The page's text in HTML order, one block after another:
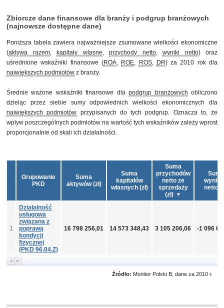
Zbiorcze dane finansowe dla branży i podgrup branżowych
(najnowsze dostępne dane)
Poniższa tabela zawiera najważniejsze zsumowane wielkości ekonomiczne
(aktywa razem, kapitały własne, przychody netto, wyniki netto) oraz
uśrednione wskaźniki finansowe (ROA, ROE, ROS, DR) za 2010 rok dla
największych podmiotów z branży.
Średnie ważone wskaźniki finansowe dlapodgrup branżowych obliczono
dzieląc przez siebie sumy odpowiednich wielkości ekonomicznych dla
największych podmiotów przypisanych do tych podgrup. Oznacza to, że
wpływ poszczególnych podmiotów na wartość tych wskaźników zależy wprost
proporcjonalnie od skali ich działalności.
Grupowanie
PKD
Suma
aktywów (zł)
Suma
kapitałów
własnych (zł)
Suma
przychodów
netto ze
sprzedaży
(zł)
Suma
netto
1
Działalność
usługowa
związana z
poprawą
kondycji
fizycznej
(PKD 96.04.Z)
16 798 256,01 14 573 348,43 3 105 206,06 -1 096
Źródło: Monitor Polski B, dane za 2010 r.